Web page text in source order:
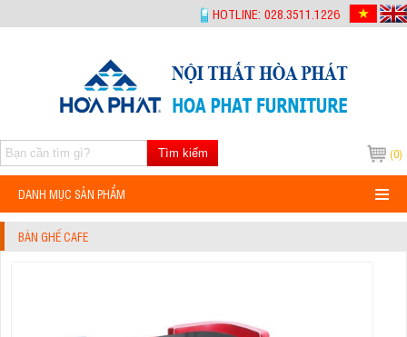
HOTLINE: 028.3511.1226
(0)
Tìm kiếm
DANH MỤC SẢN PHẨM
BÀN GHẾ CAFE